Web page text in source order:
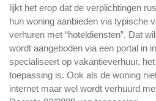
lijkt het erop dat de verplichtingen
hun woning aanbieden via typische
verhuren met “hoteldiensten”. Dat
wordt aangeboden via een portal in
specialiseert op vakantieverhuur,
toepassing is. Ook als de woning
internet maar wel wordt verhuurd